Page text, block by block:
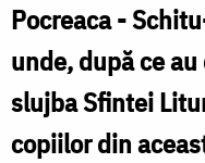
Pocreaca/
Foto:
Tudorel
Pocreaca -
unde, după ce
slujba Sfintei
copiilor din